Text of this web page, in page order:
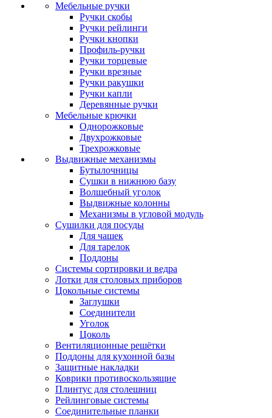
Мебельные ручки
Ручки скобы
Ручки рейлинги
Ручки кнопки
Профиль-ручки
Ручки торцевые
Ручки врезные
Ручки ракушки
Ручки капли
Деревянные ручки
Мебельные крючки
Однорожковые
Двухрожковые
Трехрожковые
Выдвижные механизмы
Бутылочницы
Сушки в нижнюю базу
Волшебный уголок
Выдвижные колонны
Механизмы в угловой модуль
Сушилки для посуды
Для чашек
Для тарелок
Поддоны
Системы сортировки и ведра
Лотки для столовых приборов
Цокольные системы
Заглушки
Соединители
Уголок
Цоколь
Вентиляционные решётки
Поддоны для кухонной базы
Защитные накладки
Коврики противоскользящие
Плинтус для столешниц
Рейлинговые системы
Соединительные планки